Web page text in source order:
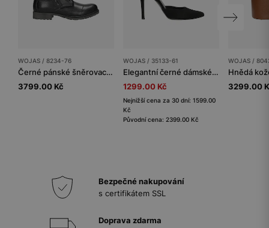
WOJAS / 8234-76
Černé pánské šněrovací kotníkové boty na zip
3799.00 Kč
WOJAS / 35133-61
Elegantní černé dámské lodičky na vysokém jehlovém podpatku
1299.00 Kč
Nejnižší cena za 30 dní: 1599.00
Kč
Původní cena: 2399.00 Kč
WOJAS /
3299.00
Bezpečné nakupování
s certifikátem SSL
Doprava zdarma